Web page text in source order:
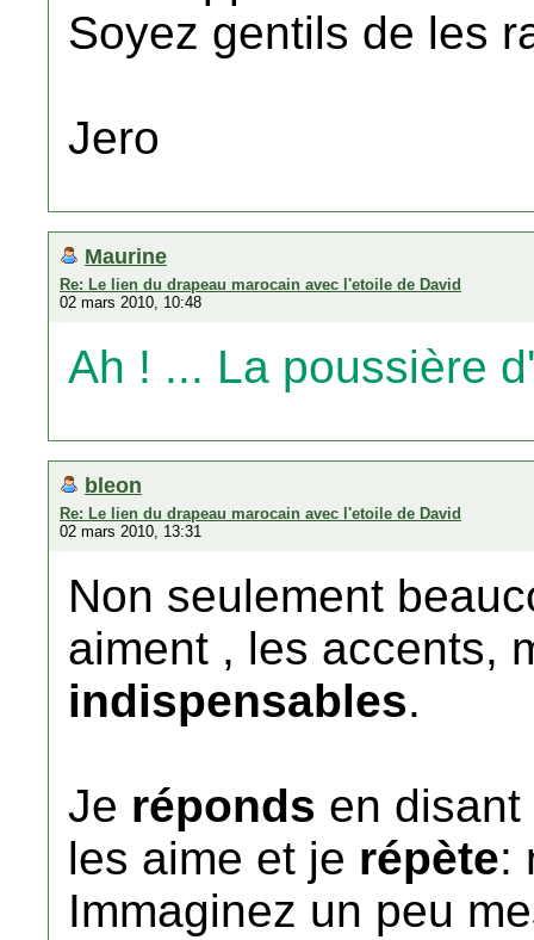
Soyez gentils de les
Jero
Maurine
Re: Le lien du drapeau marocain avec l'etoile de David
02 mars 2010, 10:48
Ah ! ... La poussière
bleon
Re: Le lien du drapeau marocain avec l'etoile de David
02 mars 2010, 13:31
Non seulement
aiment , les accents,
indispensables.
Je réponds en
les aime et je répète:
Immaginez un peu